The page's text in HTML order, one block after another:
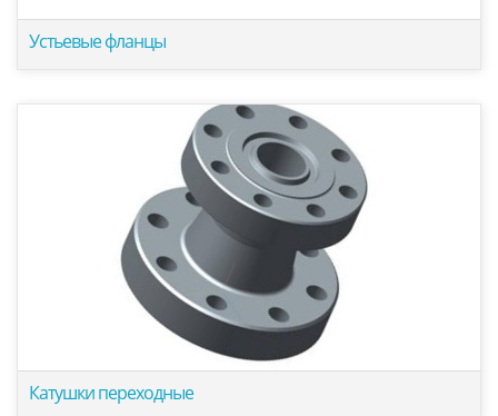
Устьевые фланцы
Катушки переходные